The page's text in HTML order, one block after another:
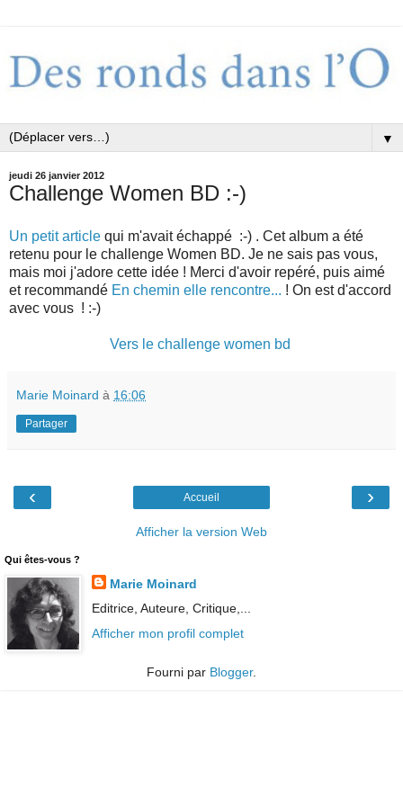
▼
jeudi 26 janvier 2012
Challenge Women BD :-)
Un petit article qui m'avait échappé :-) . Cet album a été
retenu pour le challenge Women BD. Je ne sais pas vous,
mais moi j'adore cette idée ! Merci d'avoir repéré, puis aimé
et recommandé En chemin elle rencontre... ! On est d'accord
avec vous ! :-)
Vers le challenge women bd
Marie Moinard à 16:06
Partager
‹ ›
Accueil
Afficher la version Web
Qui êtes-vous ?
Marie Moinard
Editrice, Auteure, Critique,...
Afficher mon profil complet
Fourni par Blogger.